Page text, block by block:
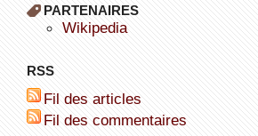
PARTENAIRES
wikipedia
RSS
Fil des articles
Fil des commentaires